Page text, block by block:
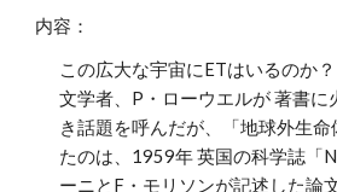
内容：
この広大な宇宙にETはいるのか
文学者、P・ローウエルが 著書に
き話題を呼んだが、「地球外生
たのは、1959年 英国の科学誌「
ーニとF・モリソンが記述した論